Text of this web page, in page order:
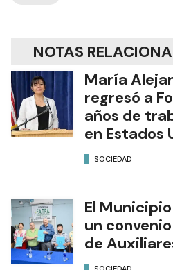
NOTAS
María
regresó a
años de
en Estados
SOCIEDAD
El
un
de